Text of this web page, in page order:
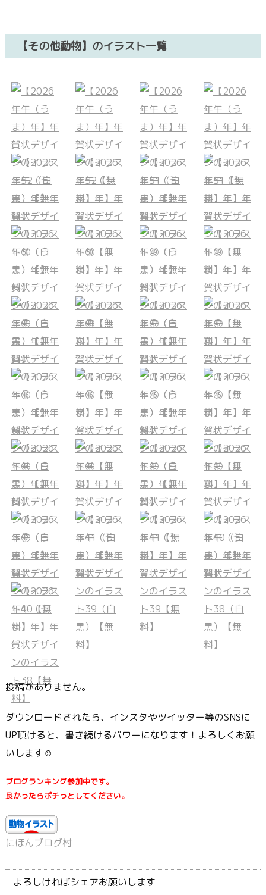
【その他動物】のイラスト一覧
投稿がありません。
ダウンロードされたら、インスタやツイッター等のSNSに
UP頂けると、書き続けるパワーになります！よろしくお願
いします☺
ブログランキング参加中です。
良かったらポチっとしてください。
にほんブログ村
よろしければシェアお願いします